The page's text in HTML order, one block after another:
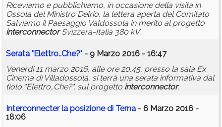
Riceviamo e pubblichiamo, in occasione della visita in
Ossola del Ministro Delrio, la lettera aperta del Comitato
Salviamo il Paesaggio Valdossola in merito al progetto
interconnectorSvizzera-Italia 380 kV.
Serata "Elettro..Che?" - 9 Marzo 2016 - 16:47
Venerdì 11 marzo 2016, alle ore 20.45, presso la sala Ex
Cinema di Villadossola, si terrà una serata informativa dal
tiolo "Elettro..Che?", sul progetto interconnector.
Interconnecter la posizione di Terna - 6 Marzo 2016 -
18:06